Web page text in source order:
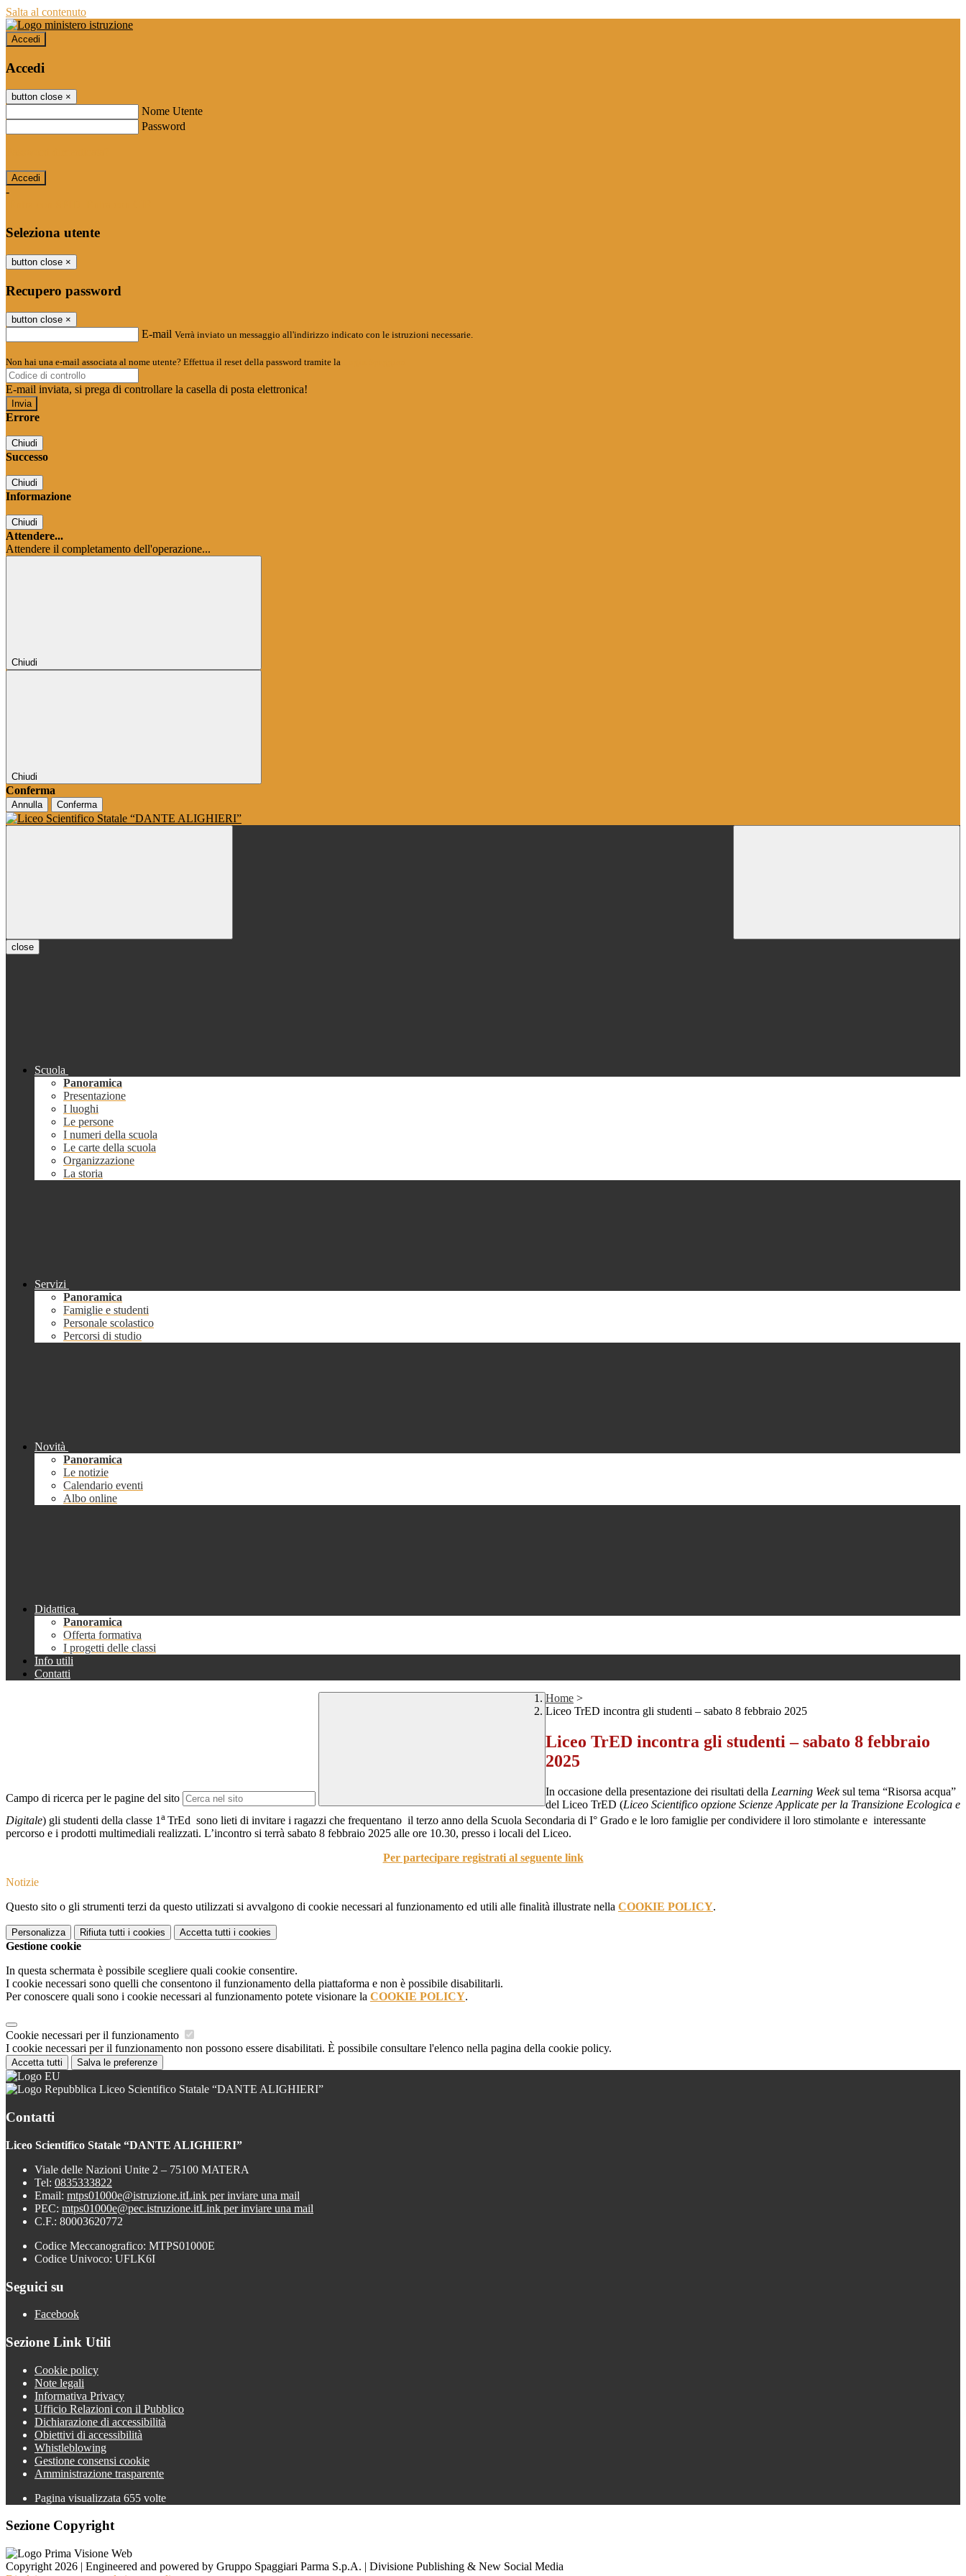
Salta al contenuto
Accedi
Accedi
button close ×
Nome Utente
Password
-
Seleziona utente
button close ×
Recupero password
button close ×
E-mail Verrà inviato un messaggio all'indirizzo indicato con le istruzioni necessarie.
Non hai una e-mail associata al nome utente? Effettua il reset della password tramite la
E-mail inviata, si prega di controllare la casella di posta elettronica!
Errore
Chiudi
Successo
Chiudi
Informazione
Chiudi
Attendere...
Attendere il completamento dell'operazione...
Chiudi
Chiudi
Conferma
Annulla Conferma
close
Scuola
Panoramica
Presentazione
I luoghi
Le persone
I numeri della scuola
Le carte della scuola
Organizzazione
La storia
Servizi
Panoramica
Famiglie e studenti
Personale scolastico
Percorsi di studio
Novità
Panoramica
Le notizie
Calendario eventi
Albo online
Didattica
Panoramica
Offerta formativa
I progetti delle classi
Info utili
Contatti
Campo di ricerca per le pagine del sito
Home >
Liceo TrED incontra gli studenti – sabato 8 febbraio 2025
Liceo TrED incontra gli studenti – sabato 8 febbraio
2025
In occasione della presentazione dei risultati della Learning Weeksul tema “Risorsa acqua”
del Liceo TrED (Liceo Scientifico opzione Scienze Applicate per la Transizione Ecologica e
Digitale) gli studenti della classe 1a TrEd sono lieti di invitare i ragazzi che frequentano il terzo anno della Scuola Secondaria di I° Grado e le loro famiglie per condividere il loro stimolante e interessante
percorso e i prodotti multimediali realizzati. L’incontro si terrà sabato 8 febbraio 2025 alle ore 10.30, presso i locali del Liceo.
Per partecipare registrati al seguente link
Notizie
Questo sito o gli strumenti terzi da questo utilizzati si avvalgono di cookie necessari al funzionamento ed utili alle finalità illustrate nella COOKIE POLICY.
Personalizza Rifiuta tutti i cookies Accetta tutti i cookies
Gestione cookie
In questa schermata è possibile scegliere quali cookie consentire.
I cookie necessari sono quelli che consentono il funzionamento della piattaforma e non è possibile disabilitarli.
Per conoscere quali sono i cookie necessari al funzionamento potete visionare la COOKIE POLICY.
Cookie necessari per il funzionamento
I cookie necessari per il funzionamento non possono essere disabilitati. È possibile consultare l'elenco nella pagina della cookie policy.
Accetta tutti Salva le preferenze
Liceo Scientifico Statale “DANTE ALIGHIERI”
Contatti
Liceo Scientifico Statale “DANTE ALIGHIERI”
Viale delle Nazioni Unite 2 – 75100 MATERA
Tel: 0835333822
Email: mtps01000e@istruzione.itLink per inviare una mail
PEC: mtps01000e@pec.istruzione.itLink per inviare una mail
C.F.: 80003620772
Codice Meccanografico: MTPS01000E
Codice Univoco: UFLK6I
Seguici su
Facebook
Sezione Link Utili
Cookie policy
Note legali
Informativa Privacy
Ufficio Relazioni con il Pubblico
Dichiarazione di accessibilità
Obiettivi di accessibilità
Whistleblowing
Gestione consensi cookie
Amministrazione trasparente
Pagina visualizzata 655 volte
Sezione Copyright
Copyright 2026 | Engineered and powered by Gruppo Spaggiari Parma S.p.A. | Divisione Publishing & New Social Media